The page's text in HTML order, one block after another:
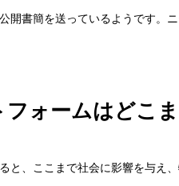
開書簡を送っているようです。
フォームはどこ
と、ここまで社会に影響を与え